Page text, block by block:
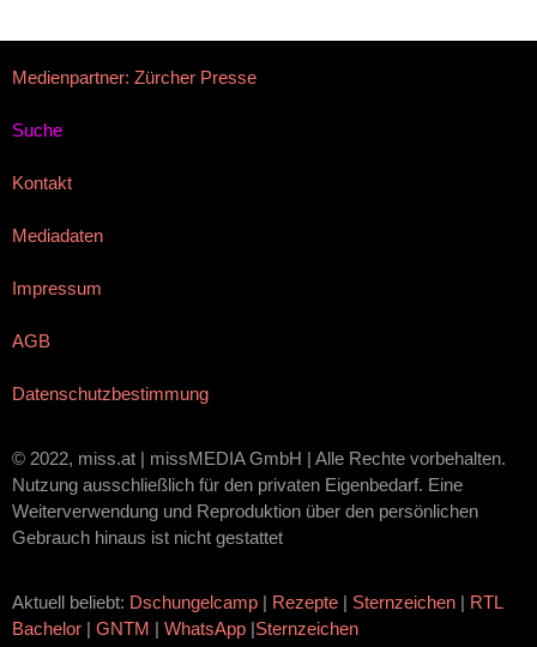
Medienpartner: Zürcher Presse
Suche
Kontakt
Mediadaten
Impressum
AGB
Datenschutzbestimmung
© 2022, miss.at | missMEDIA GmbH | Alle Rechte vorbehalten.
Nutzung ausschließlich für den privaten Eigenbedarf. Eine
Weiterverwendung und Reproduktion über den persönlichen
Gebrauch hinaus ist nicht gestattet
Aktuell beliebt: Dschungelcamp | Rezepte | Sternzeichen | RTL
Bachelor | GNTM | WhatsApp |Sternzeichen